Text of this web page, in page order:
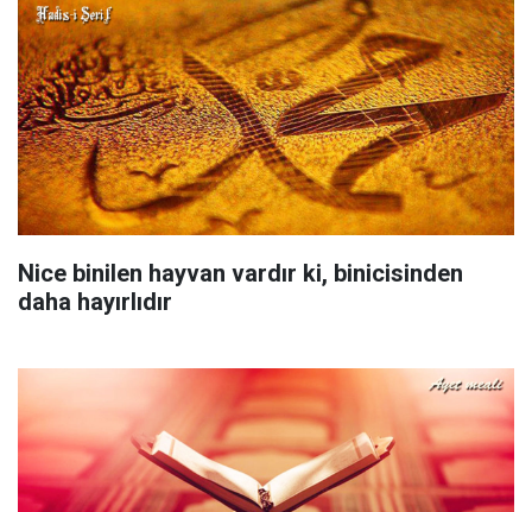
Nice binilen hayvan vardır ki, binicisinden
daha hayırlıdır